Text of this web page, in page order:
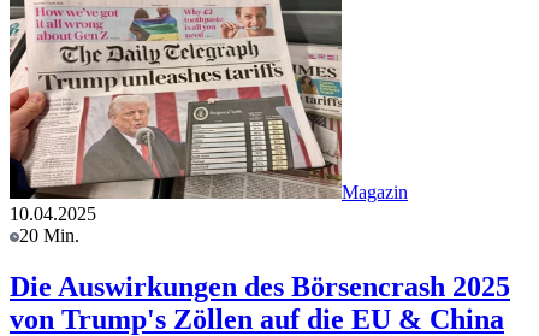
Magazin
10.04.2025
20 Min.
Die Auswirkungen des Börsencrash 2025
von Trump's Zöllen auf die EU & China